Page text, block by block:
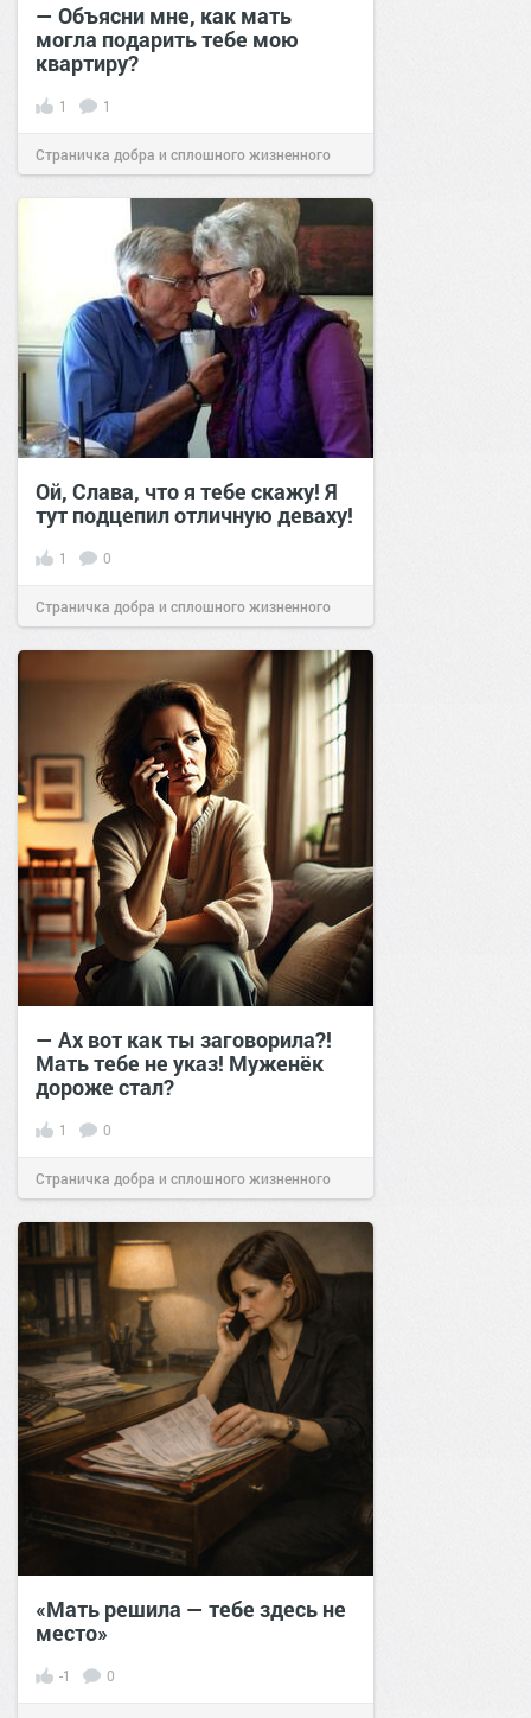
— Объясни мне, как мать
могла подарить тебе мою
квартиру?
1 1
Страничка добра и сплошного жизненного
позитива! 14:3703 окт 2024
Ой, Слава, что я тебе скажу! Я
тут подцепил отличную деваху!
1 0
Страничка добра и сплошного жизненного
позитива!21:4522 авг 2023
— Ах вот как ты заговорила?!
Мать тебе не указ! Муженёк
дороже стал?
1 0
Страничка добра и сплошного жизненного
позитива!17:0006 фев 2025
«Мать решила — тебе здесь не
место»
-1 0